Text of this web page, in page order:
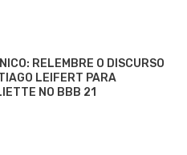
RELEMBRE O DISCURSO
LEIFERT PARA
NO BBB 21